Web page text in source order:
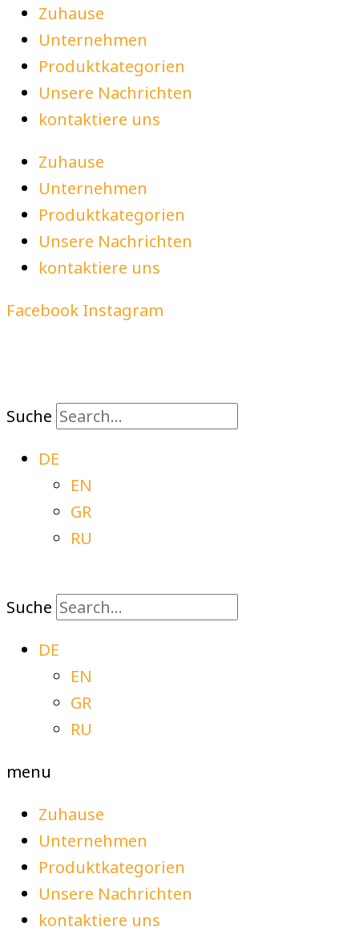
Zuhause
Unternehmen
Produktkategorien
Unsere Nachrichten
kontaktiere uns
Zuhause
Unternehmen
Produktkategorien
Unsere Nachrichten
kontaktiere uns
Facebook Instagram
Suche
DE
EN
GR
RU
Suche
DE
EN
GR
RU
menu
Zuhause
Unternehmen
Produktkategorien
Unsere Nachrichten
kontaktiere uns